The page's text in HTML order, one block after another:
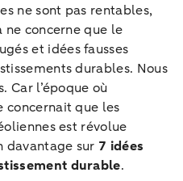
ne sont pas rentables,
ne concerne que le
et idées fausses
durables. Nous
Car l’époque où
concernait que les
est révolue
davantage sur 7 idées
durable.